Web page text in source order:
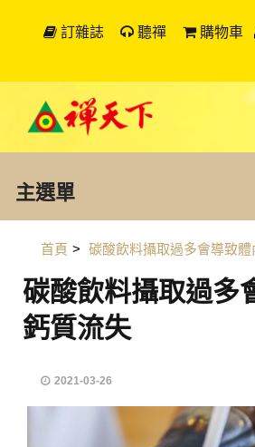
訂雜誌 聽禪 購物車
主選單
首頁 > 碳酸飲料攝取過多會導致
碳酸飲料攝取過多
鈣質流失
2021-03-26